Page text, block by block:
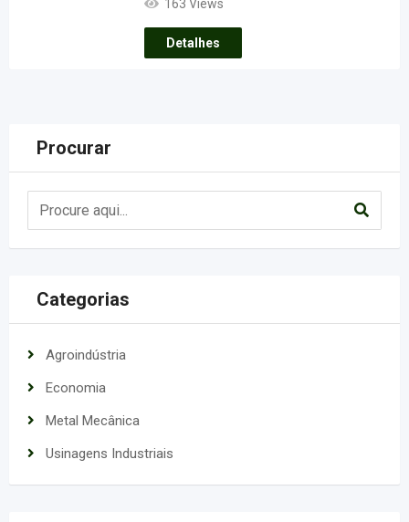
163 Views
Detalhes
Procurar
Categorias
Agroindústria
Economia
Metal Mecânica
Usinagens Industriais